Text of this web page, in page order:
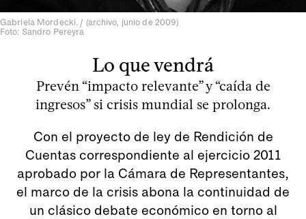
Gabriela Mordecki. / (archivo, junio de 2009)
Foto: Sandro Pereyra
Lo que vendrá
Prevén “impacto relevante” y “caída de
ingresos” si crisis mundial se prolonga.
Con el proyecto de ley de Rendición de
Cuentas correspondiente al ejercicio 2011
aprobado por la Cámara de Representantes,
el marco de la crisis abona la continuidad de
un clásico debate económico en torno al